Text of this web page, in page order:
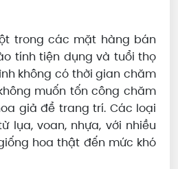
trong các mặt hàng bán
tính tiện dụng và tuổi thọ
không có thời gian chăm
muốn tốn công chăm
giả để trang trí. Các loại
lụa, voan, nhựa, với nhiều
hoa thật đến mức khó